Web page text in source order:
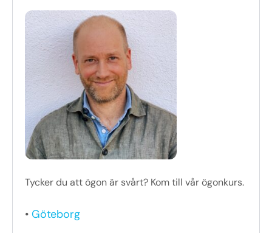
Tycker du att ögon är svårt? Kom till vår ögonkurs.
• Göteborg